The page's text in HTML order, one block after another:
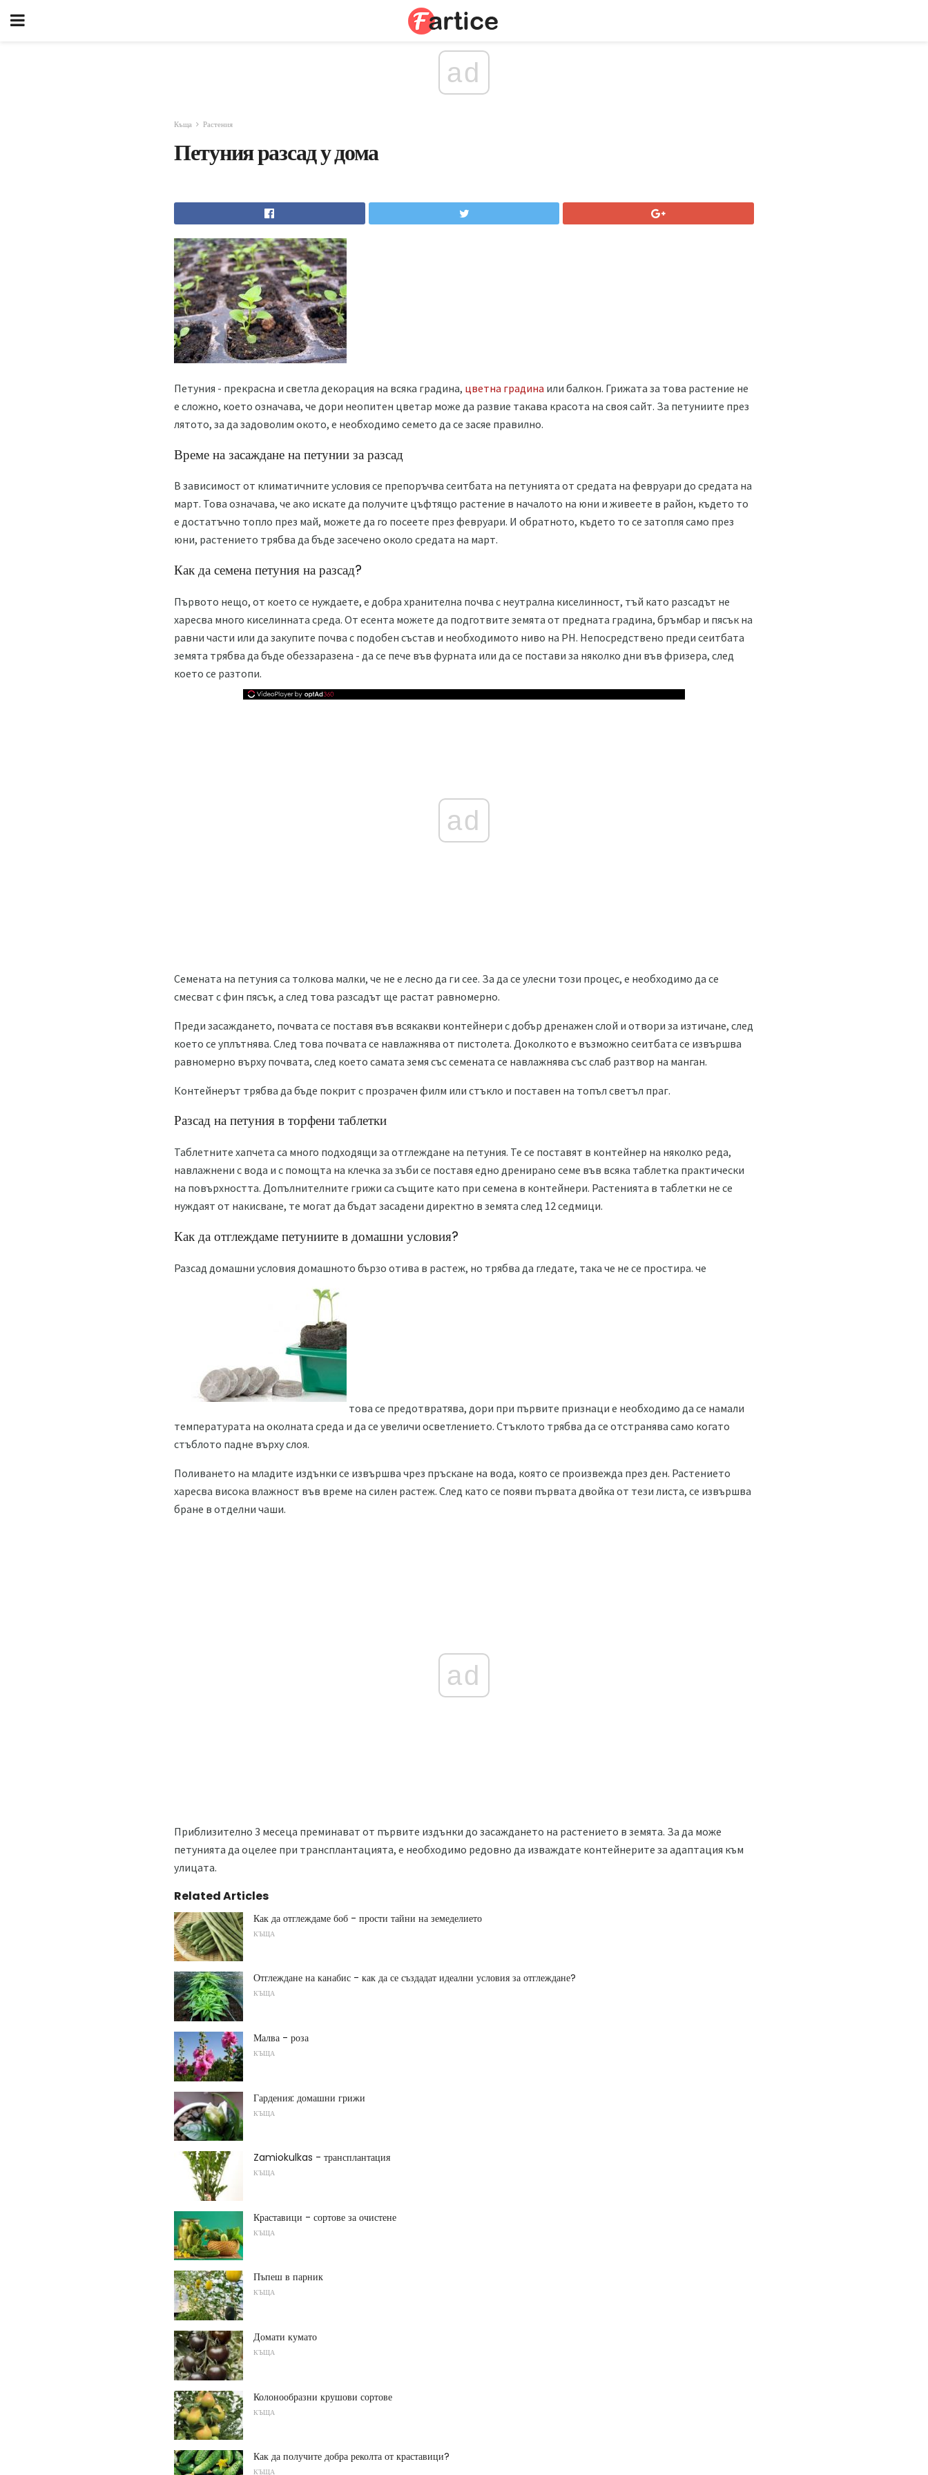
ad
Къща Растения
Петуния разсад у дома
Петуния - прекрасна и светла декорация на всяка градина, цветна градина или балкон. Грижата за това растение не
е сложно, което означава, че дори неопитен цветар може да развие такава красота на своя сайт. За петуниите през
лятото, за да задоволим окото, е необходимо семето да се засяе правилно.
Време на засаждане на петунии за разсад
В зависимост от климатичните условия се препоръчва сеитбата на петунията от средата на февруари до средата на
март. Това означава, че ако искате да получите цъфтящо растение в началото на юни и живеете в район, където то
е достатъчно топло през май, можете да го посеете през февруари. И обратното, където то се затопля само през
юни, растението трябва да бъде засечено около средата на март.
Как да семена петуния на разсад?
Първото нещо, от което се нуждаете, е добра хранителна почва с неутрална киселинност, тъй като разсадът не
харесва много киселинната среда. От есента можете да подготвите земята от предната градина, бръмбар и пясък на
равни части или да закупите почва с подобен състав и необходимото ниво на PH. Непосредствено преди сеитбата
земята трябва да бъде обеззаразена - да се пече във фурната или да се постави за няколко дни във фризера, след
което се разтопи.
ad
Семената на петуния са толкова малки, че не е лесно да ги сее. За да се улесни този процес, е необходимо да се
смесват с фин пясък, а след това разсадът ще растат равномерно.
Преди засаждането, почвата се поставя във всякакви контейнери с добър дренажен слой и отвори за изтичане, след
което се уплътнява. След това почвата се навлажнява от пистолета. Доколкото е възможно сеитбата се извършва
равномерно върху почвата, след което самата земя със семената се навлажнява със слаб разтвор на манган.
Контейнерът трябва да бъде покрит с прозрачен филм или стъкло и поставен на топъл светъл праг.
Разсад на петуния в торфени таблетки
Таблетните хапчета са много подходящи за отглеждане на петуния. Те се поставят в контейнер на няколко реда,
навлажнени с вода и с помощта на клечка за зъби се поставя едно дренирано семе във всяка таблетка практически
на повърхността. Допълнителните грижи са същите като при семена в контейнери. Растенията в таблетки не се
нуждаят от накисване, те могат да бъдат засадени директно в земята след 12 седмици.
Как да отглеждаме петуниите в домашни условия?
Разсад домашни условия домашното бързо отива в растеж, но трябва да гледате, така че не се простира. че
това се предотвратява, дори при първите признаци е необходимо да се намали
температурата на околната среда и да се увеличи осветлението. Стъклото трябва да се отстранява само когато
стъблото падне върху слоя.
Поливането на младите издънки се извършва чрез пръскане на вода, която се произвежда през ден. Растението
харесва висока влажност във време на силен растеж. След като се появи първата двойка от тези листа, се извършва
бране в отделни чаши.
ad
Приблизително 3 месеца преминават от първите издънки до засаждането на растението в земята. За да може
петунията да оцелее при трансплантацията, е необходимо редовно да изваждате контейнерите за адаптация към
улицата.
Related Articles
Как да отглеждаме боб - прости тайни на земеделието
КЪЩА
Отглеждане на канабис - как да се създадат идеални условия за отглеждане?
КЪЩА
Малва - роза
КЪЩА
Гардения: домашни грижи
КЪЩА
Zamiokulkas - трансплантация
КЪЩА
Краставици - сортове за очистене
КЪЩА
Пъпеш в парник
КЪЩА
Домати кумато
КЪЩА
Колонообразни крушови сортове
КЪЩА
Как да получите добра реколта от краставици?
КЪЩА